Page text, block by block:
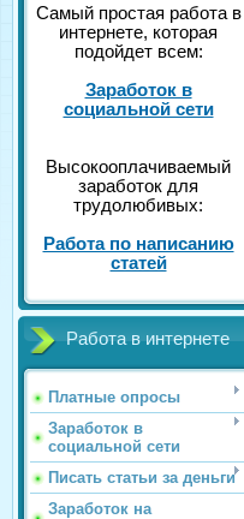
Самый простая работа в
интернете, которая
подойдет всем:
Заработок в
социальной сети
Высокооплачиваемый
заработок для
трудолюбивых:
Работа по написанию
статей
Работа в интернете
Платные опросы
Заработок в
социальной сети
Писать статьи за деньги
Заработок на